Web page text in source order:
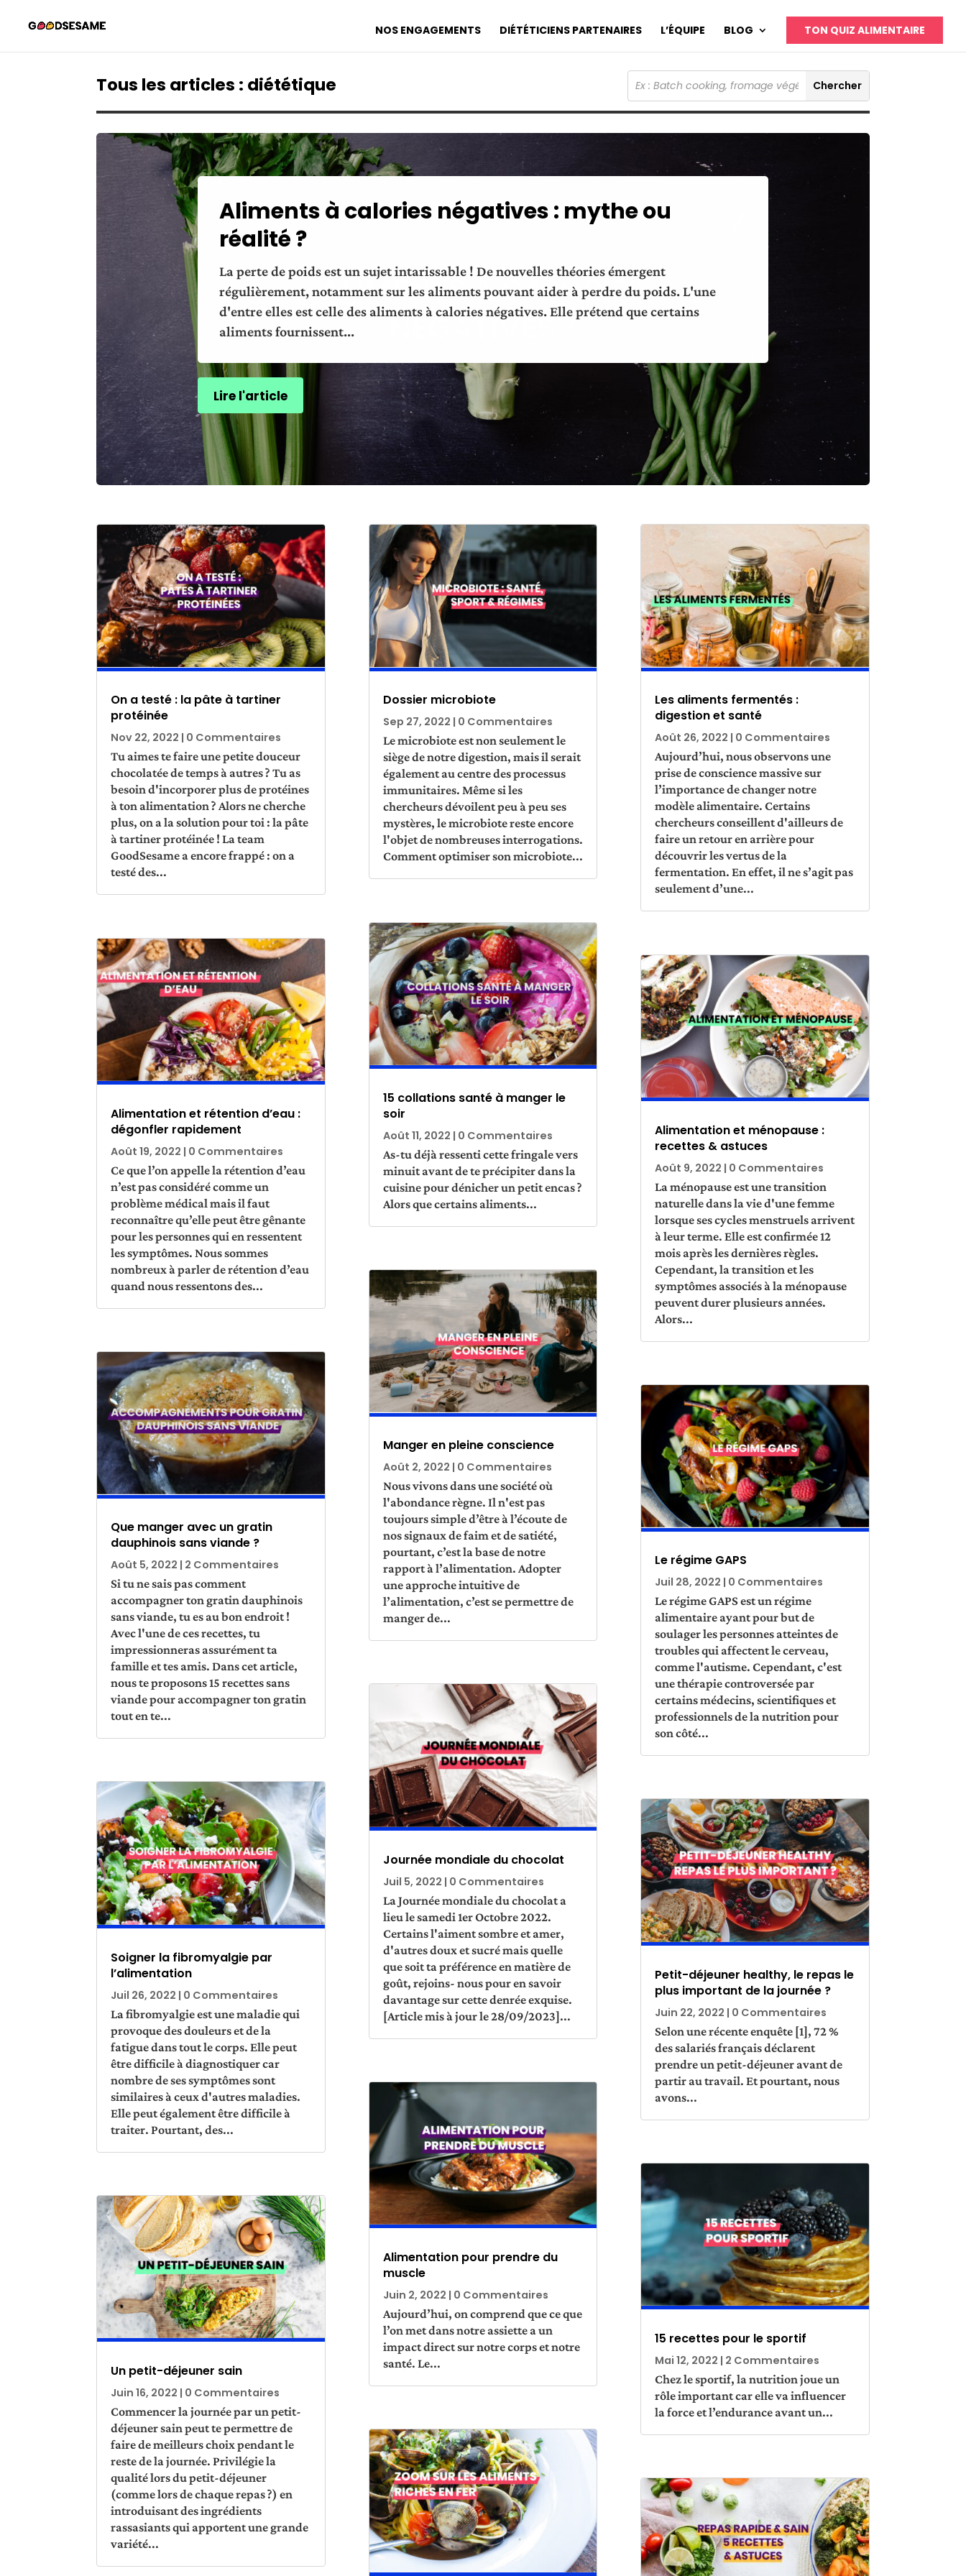
NOS ENGAGEMENTS DIÉTÉTICIENS PARTENAIRES L’ÉQUIPE BLOG TON QUIZ ALIMENTAIRE
Tous les articles : diététique
Aliments à calories négatives : mythe ou
réalité ?
La perte de poids est un sujet intarissable ! De nouvelles théories émergent
régulièrement, notamment sur les aliments pouvant aider à perdre du poids. L'une
d'entre elles est celle des aliments à calories négatives. Elle prétend que certains
aliments fournissent...
Lire l'article
On a testé : la pâte à tartiner
protéinée
Nov 22, 2022 | 0 Commentaires
Tu aimes te faire une petite douceur
chocolatée de temps à autres ? Tu as
besoin d'incorporer plus de protéines
à ton alimentation ? Alors ne cherche
plus, on a la solution pour toi : la pâte
à tartiner protéinée ! La team
GoodSesame a encore frappé : on a
testé des...
Alimentation et rétention d’eau :
dégonfler rapidement
Août 19, 2022 | 0 Commentaires
Ce que l’on appelle la rétention d’eau
n’est pas considéré comme un
problème médical mais il faut
reconnaître qu’elle peut être gênante
pour les personnes qui en ressentent
les symptômes. Nous sommes
nombreux à parler de rétention d’eau
quand nous ressentons des...
Que manger avec un gratin
dauphinois sans viande ?
Août 5, 2022 | 2 Commentaires
Si tu ne sais pas comment
accompagner ton gratin dauphinois
sans viande, tu es au bon endroit !
Avec l'une de ces recettes, tu
impressionneras assurément ta
famille et tes amis. Dans cet article,
nous te proposons 15 recettes sans
viande pour accompagner ton gratin
tout en te...
Soigner la fibromyalgie par
l’alimentation
Juil 26, 2022 | 0 Commentaires
La fibromyalgie est une maladie qui
provoque des douleurs et de la
fatigue dans tout le corps. Elle peut
être difficile à diagnostiquer car
nombre de ses symptômes sont
similaires à ceux d'autres maladies.
Elle peut également être difficile à
traiter. Pourtant, des...
Un petit-déjeuner sain
Juin 16, 2022 | 0 Commentaires
Commencer la journée par un petit-
déjeuner sain peut te permettre de
faire de meilleurs choix pendant le
reste de la journée. Privilégie la
qualité lors du petit-déjeuner
(comme lors de chaque repas ?) en
introduisant des ingrédients
rassasiants qui apportent une grande
variété...
Dossier microbiote
Sep 27, 2022 | 0 Commentaires
Le microbiote est non seulement le
siège de notre digestion, mais il serait
également au centre des processus
immunitaires. Même si les
chercheurs dévoilent peu à peu ses
mystères, le microbiote reste encore
l'objet de nombreuses interrogations.
Comment optimiser son microbiote...
15 collations santé à manger le
soir
Août 11, 2022 | 0 Commentaires
As-tu déjà ressenti cette fringale vers
minuit avant de te précipiter dans la
cuisine pour dénicher un petit encas ?
Alors que certains aliments...
Manger en pleine conscience
Août 2, 2022 | 0 Commentaires
Nous vivons dans une société où
l'abondance règne. Il n'est pas
toujours simple d’être à l’écoute de
nos signaux de faim et de satiété,
pourtant, c’est la base de notre
rapport à l’alimentation. Adopter
une approche intuitive de
l’alimentation, c’est se permettre de
manger de...
Journée mondiale du chocolat
Juil 5, 2022 | 0 Commentaires
La Journée mondiale du chocolat a
lieu le samedi 1er Octobre 2022.
Certains l'aiment sombre et amer,
d'autres doux et sucré mais quelle
que soit ta préférence en matière de
goût, rejoins- nous pour en savoir
davantage sur cette denrée exquise.
[Article mis à jour le 28/09/2023]...
Alimentation pour prendre du
muscle
Juin 2, 2022 | 0 Commentaires
Aujourd’hui, on comprend que ce que
l’on met dans notre assiette a un
impact direct sur notre corps et notre
santé. Le...
Les aliments fermentés :
digestion et santé
Août 26, 2022 | 0 Commentaires
Aujourd’hui, nous observons une
prise de conscience massive sur
l’importance de changer notre
modèle alimentaire. Certains
chercheurs conseillent d'ailleurs de
faire un retour en arrière pour
découvrir les vertus de la
fermentation. En effet, il ne s’agit pas
seulement d’une...
Alimentation et ménopause :
recettes & astuces
Août 9, 2022 | 0 Commentaires
La ménopause est une transition
naturelle dans la vie d'une femme
lorsque ses cycles menstruels arrivent
à leur terme. Elle est confirmée 12
mois après les dernières règles.
Cependant, la transition et les
symptômes associés à la ménopause
peuvent durer plusieurs années.
Alors...
Le régime GAPS
Juil 28, 2022 | 0 Commentaires
Le régime GAPS est un régime
alimentaire ayant pour but de
soulager les personnes atteintes de
troubles qui affectent le cerveau,
comme l'autisme. Cependant, c'est
une thérapie controversée par
certains médecins, scientifiques et
professionnels de la nutrition pour
son côté...
Petit-déjeuner healthy, le repas le
plus important de la journée ?
Juin 22, 2022 | 0 Commentaires
Selon une récente enquête [1], 72 %
des salariés français déclarent
prendre un petit-déjeuner avant de
partir au travail. Et pourtant, nous
avons...
15 recettes pour le sportif
Mai 12, 2022 | 2 Commentaires
Chez le sportif, la nutrition joue un
rôle important car elle va influencer
la force et l’endurance avant un...